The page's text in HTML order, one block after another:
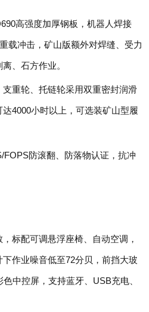
高强度加厚钢板，机器人焊接
载冲击，矿山版额外对焊缝、受力
、石方作业。
支重轮、托链轮采用双重密封润滑
4000小时以上，可选装矿山型履
FOPS防滚翻、防落物认证，抗冲
，标配可调悬浮座椅、自动空调，
作业噪音低至72分贝，前挡大玻
中控屏，支持蓝牙、USB充电、